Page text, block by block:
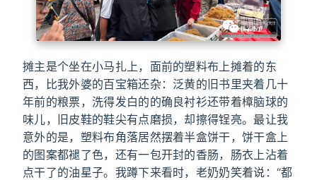
摊主是个坐在小马扎上，面前的塑料布上摊着的东
西，比我外婆的百宝箱还杂：泛黄的旧书里夹着几十
年前的粮票，洗得发白的的确良衬衫还带着樟脑球的
味儿，旧皮鞋的鞋尖有点磨损，却擦得锃亮。最让我
意外的是，塑料布角落居然摆着半盒饼干，饼干盒上
的图案都褪了色，还有一包开封的香肠，肠衣上沾着
点干了的油星子。我蹲下来看时，老奶奶笑着说：“都